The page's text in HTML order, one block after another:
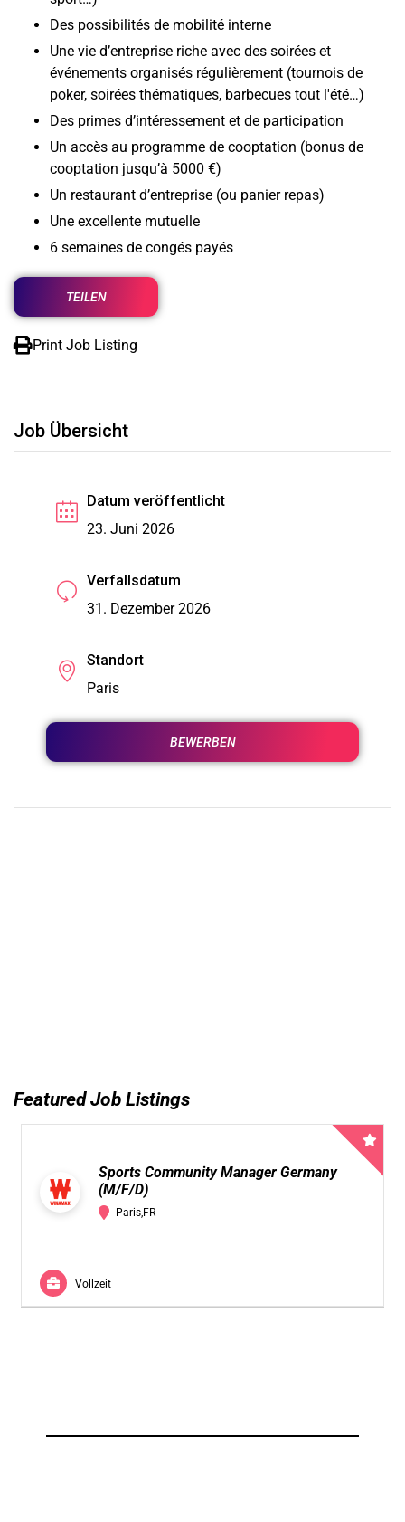
Des possibilités de mobilité interne
Une vie d’entreprise riche avec des soirées et
événements organisés régulièrement (tournois de
poker, soirées thématiques, barbecues tout l'été…)
Des primes d’intéressement et de participation
Un accès au programme de cooptation (bonus de
cooptation jusqu’à 5000 €)
Un restaurant d’entreprise (ou panier repas)
Une excellente mutuelle
6 semaines de congés payés
TEILEN
Print Job Listing
Job Übersicht
Datum veröffentlicht
23. Juni 2026
Verfallsdatum
31. Dezember 2026
Standort
Paris
BEWERBEN
Featured Job Listings
Sports Community Manager Germany
(M/F/D)
Paris,FR
Vollzeit